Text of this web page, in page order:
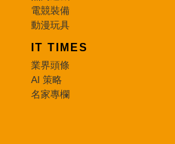
電競裝備
動漫玩具
IT TIMES
業界頭條
AI 策略
名家專欄